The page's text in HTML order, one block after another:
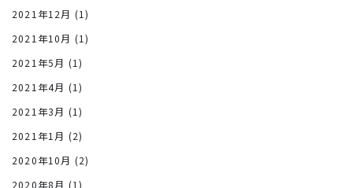
2021年12月 (1)
2021年10月 (1)
2021年5月 (1)
2021年4月 (1)
2021年3月 (1)
2021年1月 (2)
2020年10月 (2)
2020年8月 (1)